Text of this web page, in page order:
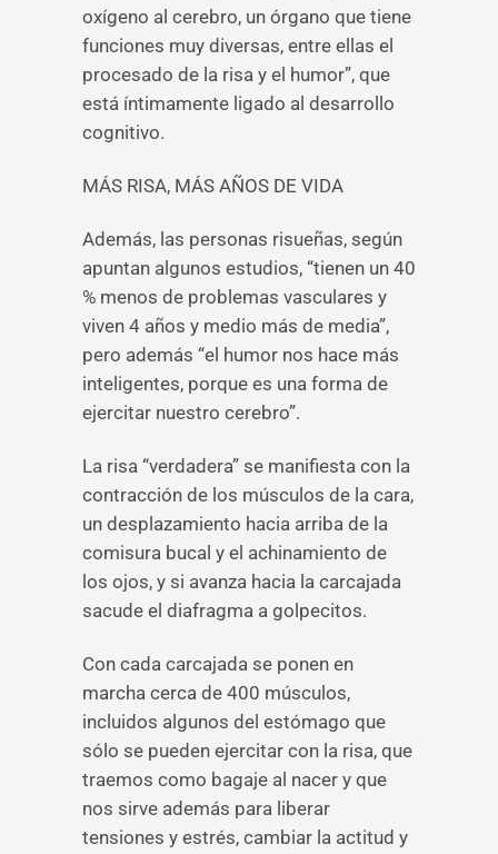
oxígeno al cerebro, un órgano que tiene
funciones muy diversas, entre ellas el
procesado de la risa y el humor”, que
está íntimamente ligado al desarrollo
cognitivo.
MÁS RISA, MÁS AÑOS DE VIDA
Además, las personas risueñas, según
apuntan algunos estudios, “tienen un 40
% menos de problemas vasculares y
viven 4 años y medio más de media”,
pero además “el humor nos hace más
inteligentes, porque es una forma de
ejercitar nuestro cerebro”.
La risa “verdadera” se manifiesta con la
contracción de los músculos de la cara,
un desplazamiento hacia arriba de la
comisura bucal y el achinamiento de
los ojos, y si avanza hacia la carcajada
sacude el diafragma a golpecitos.
Con cada carcajada se ponen en
marcha cerca de 400 músculos,
incluidos algunos del estómago que
sólo se pueden ejercitar con la risa, que
traemos como bagaje al nacer y que
nos sirve además para liberar
tensiones y estrés, cambiar la actitud y